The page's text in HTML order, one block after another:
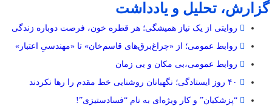
گزارش، تحلیل و یادداشت
روایتی از یک نیاز همیشگی؛ هر قطره خون، فرصت دوباره زندگی
روابط عمومی؛ از «چراغ‌برق‌های قاسم‌خان» تا «مهندسیِ اعتبار»
روابط عمومی،بی مکان و بی زمان
“پزشکیان” و کار ویژه‌ای به نام “فسادستیزی”!